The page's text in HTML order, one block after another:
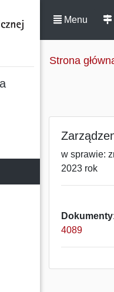
Menu
Strona
w sprawie:
2023 rok
4089